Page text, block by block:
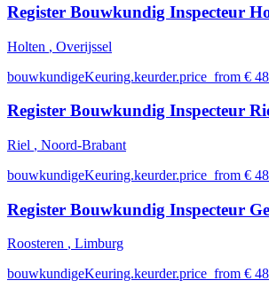
Register Bouwkundig Inspecteur
Holten , Overijssel
bouwkundigeKeuring.keurder.price_from €
Register Bouwkundig Inspecteur
Riel , Noord-Brabant
bouwkundigeKeuring.keurder.price_from €
Register Bouwkundig Inspecteur
Roosteren , Limburg
bouwkundigeKeuring.keurder.price_from €